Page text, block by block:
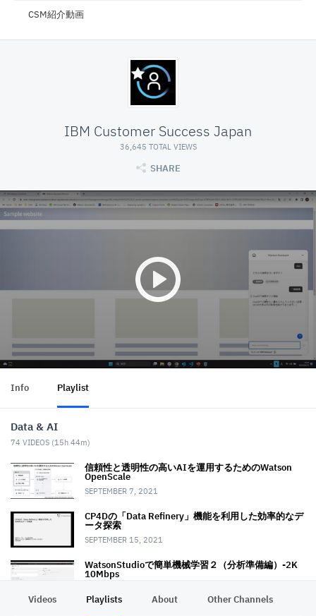
CSM紹介動画
IBM Customer Success Japan
36,645 TOTAL VIEWS
SHARE
Info Playlist
Data & AI
74 VIDEOS (15h 44m)
信頼性と透明性の高いAIを運用するためのWatson
OpenScale
SEPTEMBER 7, 2021
CP4Dの「Data Refinery」機能を利用した 効率的なデ
ータ探索
SEPTEMBER 15, 2021
WatsonStudioで簡単機械学習２（分析準備編）-2K
10Mbps
Videos Playlists About Other Channels